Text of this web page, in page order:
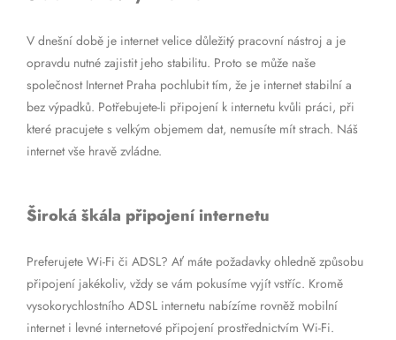
V dnešní době je internet velice důležitý pracovní nástroj a je
opravdu nutné zajistit jeho stabilitu. Proto se může naše
společnost Internet Praha pochlubit tím, že je internet stabilní a
bez výpadků. Potřebujete-li připojení k internetu kvůli práci, při
které pracujete s velkým objemem dat, nemusíte mít strach. Náš
internet vše hravě zvládne.
Široká škála připojení internetu
Preferujete Wi-Fi či ADSL? Ať máte požadavky ohledně způsobu
připojení jakékoliv, vždy se vám pokusíme vyjít vstříc. Kromě
vysokorychlostního ADSL internetu nabízíme rovněž mobilní
internet i levné internetové připojení prostřednictvím Wi-Fi.